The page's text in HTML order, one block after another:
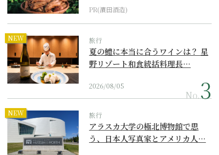
PR(濵田酒造)
NEW 旅行
夏の鱧に本当に合うワインは？ 星
野リゾート和食統括料理長…
2026/08/05
No.
NEW 旅行
アラスカ大学の極北博物館で思
う、日本人写真家とアメリカ人…